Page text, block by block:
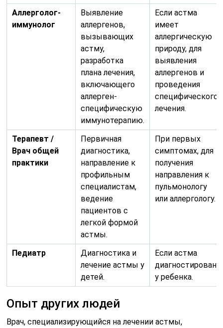
Аллерголог-
иммунолог
Выявление
аллергенов,
вызывающих
астму,
разработка
плана лечения,
включающего
аллерген-
специфическую
иммунотерапию.
Если астма
имеет
аллергическую
природу, для
выявления
аллергенов и
проведения
специфического
лечения.
Терапевт /
Врач общей
практики
Первичная
диагностика,
направление к
профильным
специалистам,
ведение
пациентов с
легкой формой
астмы.
При первых
симптомах, для
получения
направления к
пульмонологу
или аллергологу.
Педиатр
Диагностика и
лечение астмы у
детей.
Если астма
диагностирована
у ребенка.
Опыт других людей
Врач, специализирующийся на лечении астмы,